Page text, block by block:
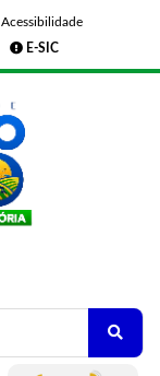
Acessibilidade
E-SIC